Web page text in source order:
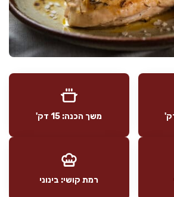
משך הכנה: 15 דק'
רמת קושי: בינוני